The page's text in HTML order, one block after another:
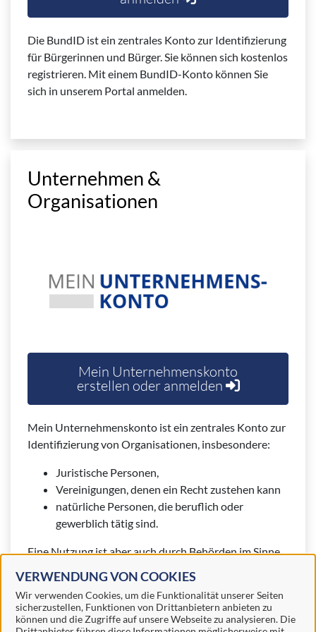
VERWENDUNG VON COOKIES
Wir verwenden Cookies, um die Funktionalität unserer Seiten
sicherzustellen, Funktionen von Drittanbietern anbieten zu
können und die Zugriffe auf unsere Webseite zu analysieren. Die
Die BundID ist ein zentrales Konto zur Identifizierung
für Bürgerinnen und Bürger. Sie können sich kostenlos
registrieren. Mit einem BundID-Konto können Sie
sich in unserem Portal anmelden.
Unternehmen &
Organisationen
Mein Unternehmenskonto
erstellen oder anmelden
Mein Unternehmenskonto ist ein zentrales Konto zur
Identifizierung von Organisationen, insbesondere:
Juristische Personen,
Vereinigungen, denen ein Recht zustehen kann
natürliche Personen, die beruflich oder
gewerblich tätig sind.
Eine Nutzung ist aber auch durch Behörden im Sinne
möglich.